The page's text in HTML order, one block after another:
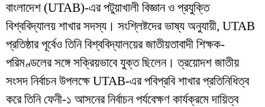
বাংলাদেশ (UTAB)-এর পটুয়াখালী বিজ্ঞান ও প্রযুক্তি
বিশ্ববিদ্যালয় শাখার সদস্য। সংশ্লিষ্টদের ভাষ্য অনুযায়ী, UTAB
প্রতিষ্ঠার পূর্বেও তিনি বিশ্ববিদ্যালয়ের জাতীয়তাবাদী শিক্ষক-
পরিমণ্ডলের সঙ্গে সক্রিয়ভাবে যুক্ত ছিলেন। ত্রয়োদশ জাতীয়
সংসদ নির্বাচন উপলক্ষে UTAB-এর পবিপ্রবি শাখার প্রতিনিধিত্ব
করে তিনি ফেনী-১ আসনের নির্বাচন পর্যবেক্ষণ কার্যক্রমে দায়িত্ব